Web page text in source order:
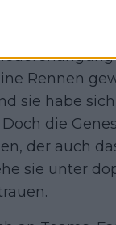
Rennen
sie habe
die
der auch
sie unter